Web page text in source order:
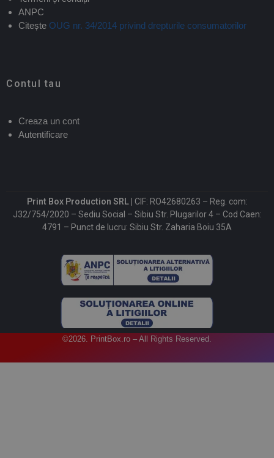
ANPC
Citește OUG nr. 34/2014 privind drepturile consumatorilor
Contul tau
Creaza un cont
Autentificare
Print Box Production SRL | CIF: RO42680263 – Reg. com:
J32/754/2020 – Sediu Social – Sibiu Str. Plugarilor 4 – Cod Caen:
4791 – Punct de lucru: Sibiu Str. Zaharia Boiu 35A
©2026. PrintBox.ro – All Rights Reserved.